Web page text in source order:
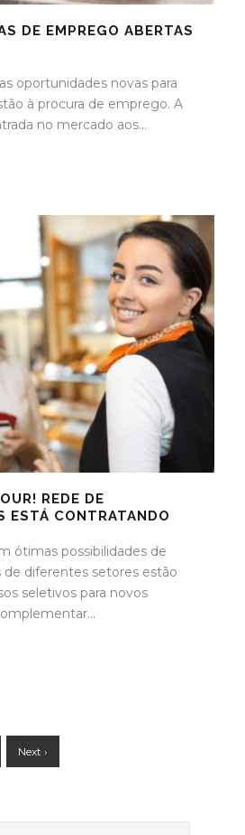
DE EMPREGO ABERTAS
oportunidades novas para
à procura de emprego. A
no mercado aos...
REDE DE
ESTÁ CONTRATANDO
ótimas possibilidades de
diferentes setores estão
seletivos para novos
Next ›